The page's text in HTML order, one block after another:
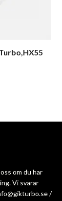
om du har
Vi svarar
/